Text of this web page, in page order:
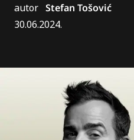
autor Stefan Tošović
30.06.2024.